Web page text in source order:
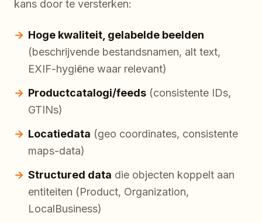
kans door te versterken:
Hoge kwaliteit, gelabelde beelden
(beschrijvende bestandsnamen, alt text,
EXIF-hygiëne waar relevant)
Productcatalogi/feeds (consistente IDs,
GTINs)
Locatiedata (geo coordinates, consistente
maps-data)
Structured data die objecten koppelt aan
entiteiten (Product, Organization,
LocalBusiness)